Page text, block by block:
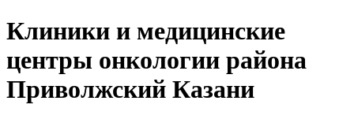
Клиники и медицинские
центры онкологии района
Приволжский Казани